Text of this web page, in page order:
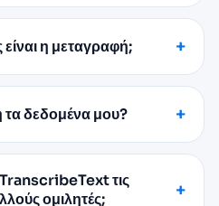
η μεταγραφή;
τα δεδομένα μου?
TranscribeText τις
ομιλητές;